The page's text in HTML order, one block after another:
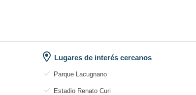
Lugares de interés cercanos
Parque Lacugnano
Estadio Renato Curi